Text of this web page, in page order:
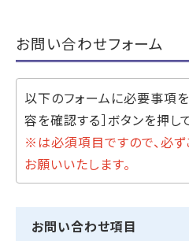
お問い合わせフォーム
以下のフォームに必要事項を
容を確認する］ボタンを押し
※は必須項目ですので、必
お願いいたします。
お問い合わせ項目